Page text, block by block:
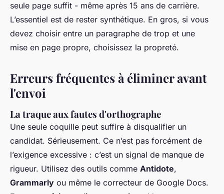
seule page suffit - même après 15 ans de carrière.
L’essentiel est de rester synthétique. En gros, si vous
devez choisir entre un paragraphe de trop et une
mise en page propre, choisissez la propreté.
Erreurs fréquentes à éliminer avant
l'envoi
La traque aux fautes d'orthographe
Une seule coquille peut suffire à disqualifier un
candidat. Sérieusement. Ce n’est pas forcément de
l’exigence excessive : c’est un signal de manque de
rigueur. Utilisez des outils comme Antidote,
Grammarly ou même le correcteur de Google Docs.